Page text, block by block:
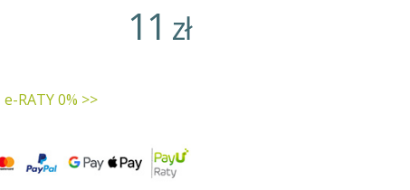
11 zł
RATY 0% >>